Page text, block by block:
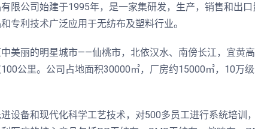
限公司始建于1995年，是一家集研发，生产，销售和出
专利技术广泛应用于无纺布及塑料行业。
美丽的明星城市——仙桃市，北依汉水、南傍长江，宜黄
公里。公司占地面积30000㎡，厂房约15000㎡，10万
设备和现代化科学工艺技术，对500多员工进行系统培训